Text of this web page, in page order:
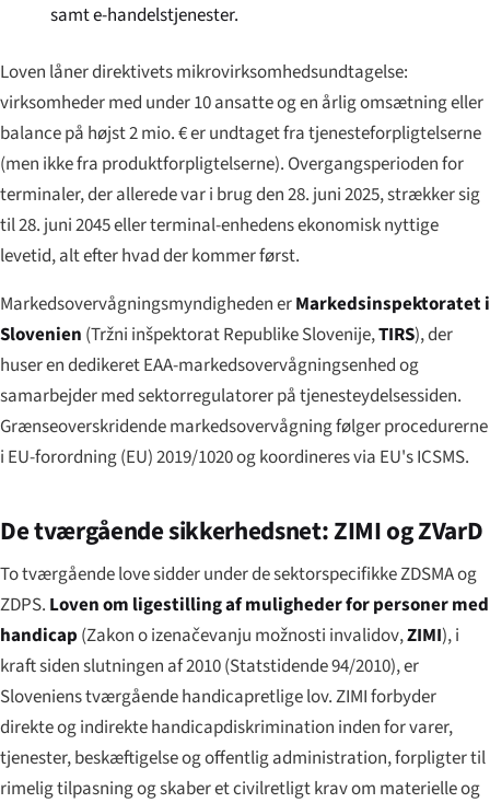
samt e-handelstjenester.
Loven låner direktivets mikrovirksomhedsundtagelse:
virksomheder med under 10 ansatte og en årlig omsætning eller
balance på højst 2 mio. € er undtaget fra tjenesteforpligtelserne
(men ikke fra produktforpligtelserne). Overgangsperioden for
terminaler, der allerede var i brug den 28. juni 2025, strækker sig
til 28. juni 2045 eller terminal-enhedens ekonomisk nyttige
levetid, alt efter hvad der kommer først.
Markedsovervågningsmyndigheden erMarkedsinspektoratet i
Slovenien (Tržni inšpektorat Republike Slovenije,TIRS), der
huser en dedikeret EAA-markedsovervågningsenhed og
samarbejder med sektorregulatorer på tjenesteydelsessiden.
Grænseoverskridende markedsovervågning følger procedurerne
i EU-forordning (EU) 2019/1020 og koordineres via EU's ICSMS.
De tværgående sikkerhedsnet: ZIMI og ZVarD
To tværgående love sidder under de sektorspecifikke ZDSMA og
ZDPS. Loven om ligestilling af muligheder for personer med
handicap (Zakon o izenačevanju možnosti invalidov,ZIMI), i
kraft siden slutningen af 2010 (Statstidende 94/2010), er
Sloveniens tværgående handicapretlige lov. ZIMI forbyder
direkte og indirekte handicapdiskrimination inden for varer,
tjenester, beskæftigelse og offentlig administration, forpligter til
rimelig tilpasning og skaber et civilretligt krav om materielle og